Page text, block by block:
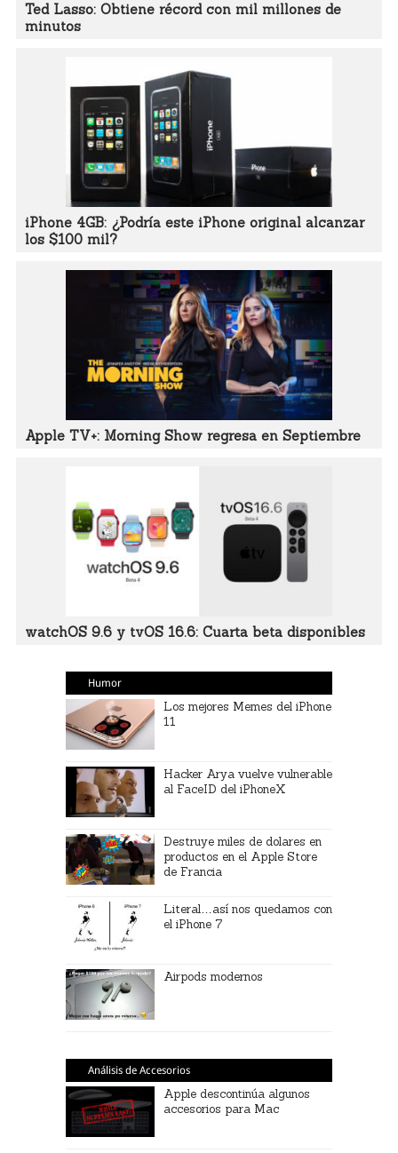
Ted Lasso: Obtiene récord con mil millones de
minutos
iPhone 4GB: ¿Podría este iPhone original alcanzar
los $100 mil?
Apple TV+: Morning Show regresa en Septiembre
watchOS 9.6 y tvOS 16.6: Cuarta beta disponibles
Humor
Los mejores Memes del iPhone
11
Hacker Arya vuelve vulnerable
al FaceID del iPhoneX
Destruye miles de dolares en
productos en el Apple Store
de Francia
Literal…así nos quedamos con
el iPhone 7
Airpods modernos
Análisis de Accesorios
Apple descontinúa algunos
accesorios para Mac